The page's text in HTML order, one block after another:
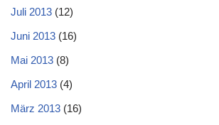
Juli 2013 (12)
Juni 2013 (16)
Mai 2013 (8)
April 2013 (4)
März 2013 (16)